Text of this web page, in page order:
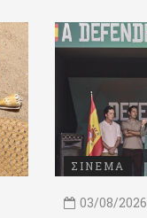
ΣΙΝΕΜΑ
03/08/2026